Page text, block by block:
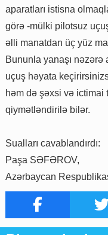
aparatları istisna
görə -mülki pilotsuz
əlli manatdan üç yüz
Bununla yanaşı nəzərə
uçuş həyata
həm də şəxsi və
qiymətləndirilə bilər.
Sualları cavablandırdı:
Paşa SƏFƏROV,
Azərbaycan